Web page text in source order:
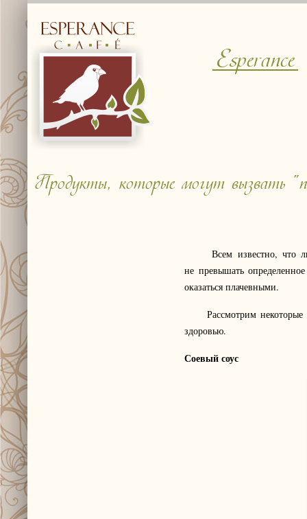
Esperance
Продукты, которые могут вызвать
Всем известно, что
не превышать
оказаться плачевными.
Рассмотрим некоторые
здоровью.
Соевый соус